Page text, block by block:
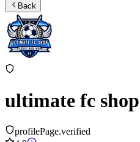
Back
ultimate fc shop
profilePage.verified